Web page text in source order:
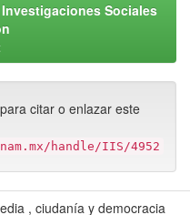
Investigaciones Sociales
citar o enlazar este
handle/IIS/4952
, ciudanía y democracia